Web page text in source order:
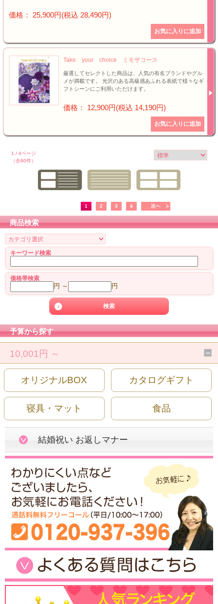
価格： 25,900円(税込 28,490円)
Take your choice ミモザコース
厳選してセレクトした商品は、人気の有名ブランドやグル
メが満載です。 光沢のある高級感あふれる表紙で様々なギ
フトシーンにご利用いただけます。
価格： 12,900円(税込 14,190円)
1 / 4ページ
（全80件）
1 2 3 4 次へ
商品検索
キーワード検索
価格帯検索
円 ～ 円
予算から探す
10,001円 ～
オリジナルBOX
寝具・マット
カタログギフト
食品
結婚祝い お返しマナー